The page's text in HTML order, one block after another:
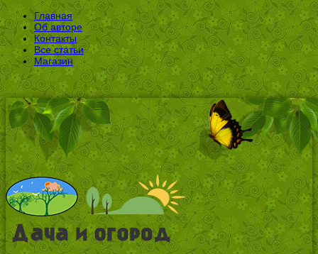
Главная
Об авторе
Контакты
Все статьи
Магазин